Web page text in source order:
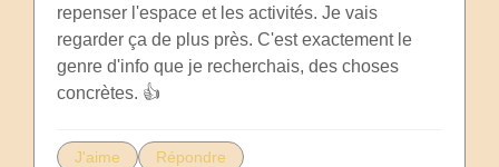
repenser l'espace et les activités. Je vais
regarder ça de plus près. C'est exactement le
genre d'info que je recherchais, des choses
concrètes. 👍
J'aime Répondre